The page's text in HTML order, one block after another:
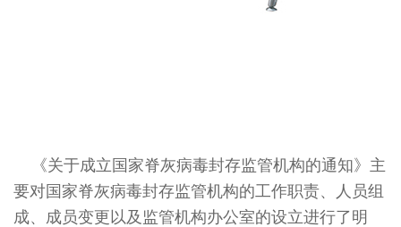
《关于成立国家脊灰病毒封存监管机构的通知》主
要对国家脊灰病毒封存监管机构的工作职责、人员组
成、成员变更以及监管机构办公室的设立进行了明